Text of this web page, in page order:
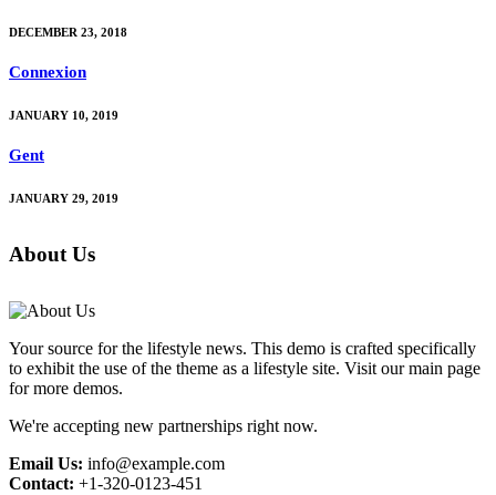
DECEMBER 23, 2018
Connexion
JANUARY 10, 2019
Gent
JANUARY 29, 2019
About Us
Your source for the lifestyle news. This demo is crafted specifically
to exhibit the use of the theme as a lifestyle site. Visit our main page
for more demos.
We're accepting new partnerships right now.
Email Us: info@example.com
Contact: +1-320-0123-451